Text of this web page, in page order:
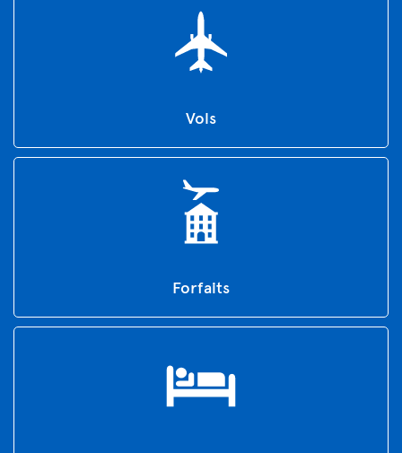
Vols
Forfaits